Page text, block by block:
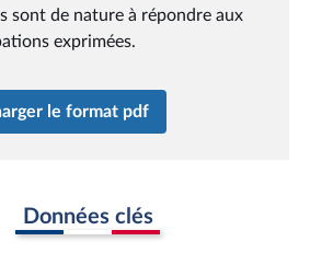
sont de nature à répondre aux
exprimées.
le format pdf
Données clés